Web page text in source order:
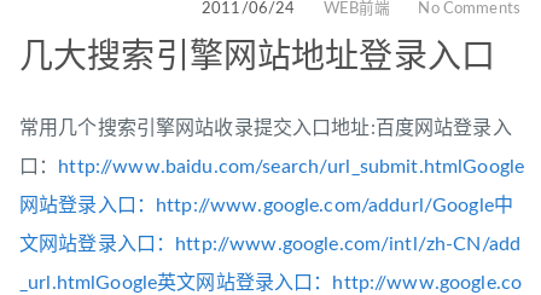
2011/06/24 WEB前端 No Comments
几大搜索引擎网站地址登录入口
常用几个搜索引擎网站收录提交入口地址:百度网站登录入
口：
http://www.baidu.com/search/url_submit.htmlGoogle
网站登录入口：http://www.google.com/addurl/Google中
文网站登录入口：http://www.google.com/intl/zh-CN/add
_url.htmlGoogle英文网站登录入口：http://www.google.co